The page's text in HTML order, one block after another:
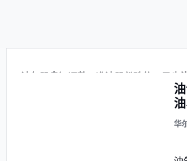
油气股盘初调整，准油股份跌停，贝肯
华